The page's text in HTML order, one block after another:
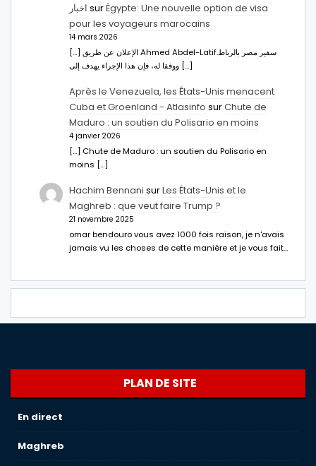
اخبار surÉgypte: Une nouvelle option de visa
pour les voyageurs marocains
14 mars 2026
[…] الإعلان عن طريق Ahmed Abdel-Latifسفير مصر بالرباط.
ووفقا له، فإن هذا الإجراء يهدف إلى […]
Après le Venezuela, les États-Unis menacent
Cuba et Groenland - Atlasinfo surChute de
Maduro : un soutien du Polisario en moins
4 janvier 2026
[…] Chute de Maduro : un soutien du Polisario en
moins […]
Hachim Bennani surLes États-Unis et le
Maghreb : que veut faire Trump ?
21 novembre 2025
omar bendouro vous avez 1000 fois raison, je n'avais
jamais vu les choses de cette manière et je vous fait…
PLAN DE SITE
En direct
Maghreb